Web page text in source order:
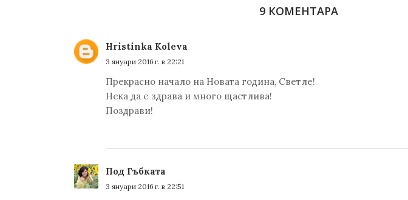
9 КОМЕНТАРА
Hristinka Koleva
3 януари 2016 г. в 22:21
Прекрасно начало на Новата година, Светле!
Нека да е здрава и много щастлива!
Поздрави!
Под Гъбката
3 януари 2016 г. в 22:51